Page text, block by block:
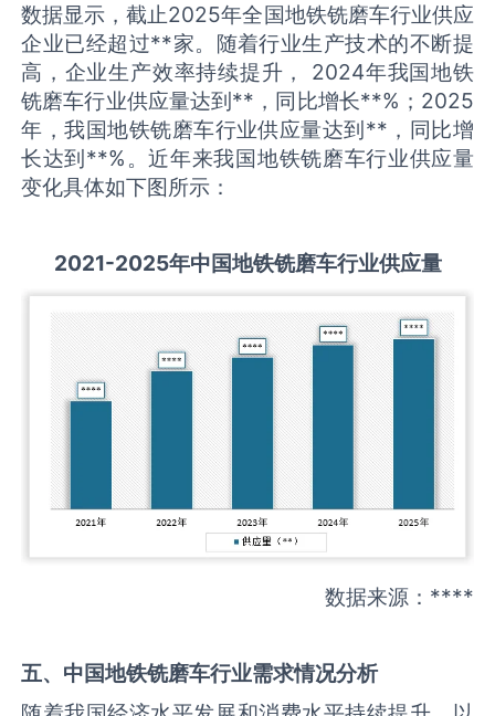
数据显示，截止2025年全国地铁铣磨车行业供应
企业已经超过**家。随着行业生产技术的不断提
高，企业生产效率持续提升， 2024年我国地铁
铣磨车行业供应量达到**，同比增长**%；2025
年，我国地铁铣磨车行业供应量达到**，同比增
长达到**%。近年来我国地铁铣磨车行业供应量
变化具体如下图所示：
2021-2025年中国地铁铣磨车行业供应量
数据来源：****
五、中国地铁铣磨车行业需求情况分析